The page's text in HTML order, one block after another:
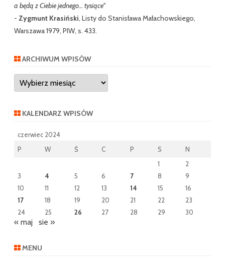
a będą z Ciebie jednego… tysiące"
- Zygmunt Krasiński, Listy do Stanisława Małachowskiego,
Warszawa 1979, PIW, s. 433.
ARCHIWUM WPISÓW
Archiwum
wpisów
KALENDARZ WPISÓW
czerwiec 2024
P
W Ś C P S
N
1
2
3
4 5 6 7 8
9
10
11 12 13 14 15
16
17
18 19 20 21 22
23
24
25 26 27 28 29 30
« maj sie »
MENU